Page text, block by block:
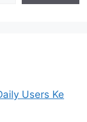
Users Ke